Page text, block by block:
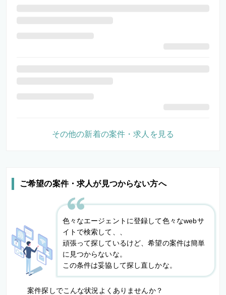
ご希望の案件・求人が見つからない方へ
色々なエージェントに登録して色々なwebサ
イトで検索して、、
頑張って探しているけど、希望の案件は簡単
に見つからないな。
この条件は妥協して探し直しかな。
案件探しでこんな状況よくありませんか？
その他の新着の案件・求人を見る